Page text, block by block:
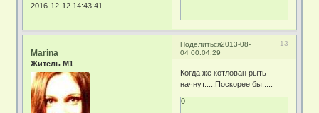
2016-12-12 14:43:41
Поделиться 13
2013-08-
04 00:04:29
Marina
Житель М1
Когда же котлован рыть
начнут.....Поскорее бы.....
0